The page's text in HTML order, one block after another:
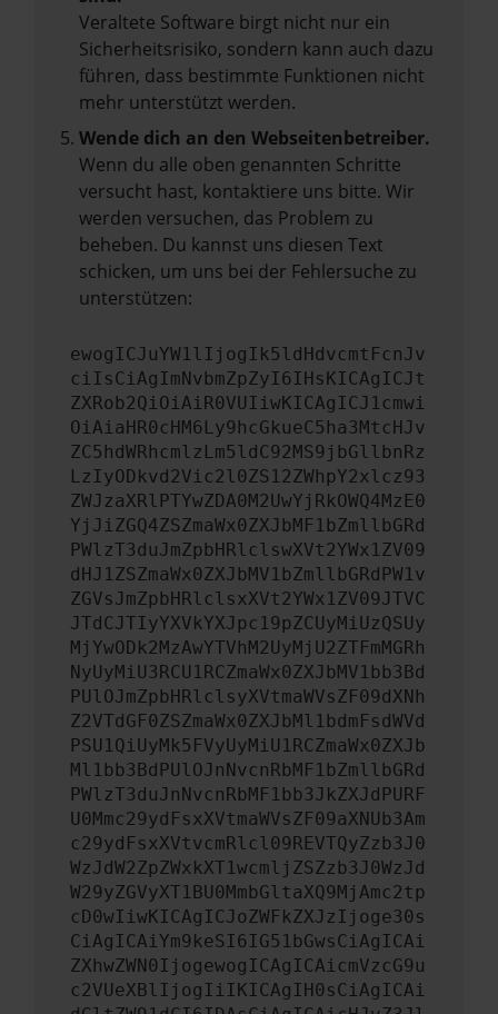
Veraltete Software birgt nicht nur ein
Sicherheitsrisiko, sondern kann auch dazu
führen, dass bestimmte Funktionen nicht
mehr unterstützt werden.
Wende dich an den Webseitenbetreiber.
Wenn du alle oben genannten Schritte
versucht hast, kontaktiere uns bitte. Wir
werden versuchen, das Problem zu
beheben. Du kannst uns diesen Text
schicken, um uns bei der Fehlersuche zu
unterstützen:
ewogICJuYW1lIjogIk5ldHdvcmtFcnJv
ciIsCiAgImNvbmZpZyI6IHsKICAgICJt
ZXRob2QiOiAiR0VUIiwKICAgICJ1cmwi
OiAiaHR0cHM6Ly9hcGkueC5ha3MtcHJv
ZC5hdWRhcmlzLm5ldC92MS9jbGllbnRz
LzIyODkvd2Vic2l0ZS12ZWhpY2xlcz93
ZWJzaXRlPTYwZDA0M2UwYjRkOWQ4MzE0
YjJiZGQ4ZSZmaWx0ZXJbMF1bZmllbGRd
PWlzT3duJmZpbHRlclswXVt2YWx1ZV09
dHJ1ZSZmaWx0ZXJbMV1bZmllbGRdPW1v
ZGVsJmZpbHRlclsxXVt2YWx1ZV09JTVC
JTdCJTIyYXVkYXJpc19pZCUyMiUzQSUy
MjYwODk2MzAwYTVhM2UyMjU2ZTFmMGRh
NyUyMiU3RCU1RCZmaWx0ZXJbMV1bb3Bd
PUlOJmZpbHRlclsyXVtmaWVsZF09dXNh
Z2VTdGF0ZSZmaWx0ZXJbMl1bdmFsdWVd
PSU1QiUyMk5FVyUyMiU1RCZmaWx0ZXJb
Ml1bb3BdPUlOJnNvcnRbMF1bZmllbGRd
PWlzT3duJnNvcnRbMF1bb3JkZXJdPURF
U0Mmc29ydFsxXVtmaWVsZF09aXNUb3Am
c29ydFsxXVtvcmRlcl09REVTQyZzb3J0
WzJdW2ZpZWxkXT1wcmljZSZzb3J0WzJd
W29yZGVyXT1BU0MmbGltaXQ9MjAmc2tp
cD0wIiwKICAgICJoZWFkZXJzIjoge30s
CiAgICAiYm9keSI6IG51bGwsCiAgICAi
ZXhwZWN0IjogewogICAgICAicmVzcG9u
c2VUeXBlIjogIiIKICAgIH0sCiAgICAi